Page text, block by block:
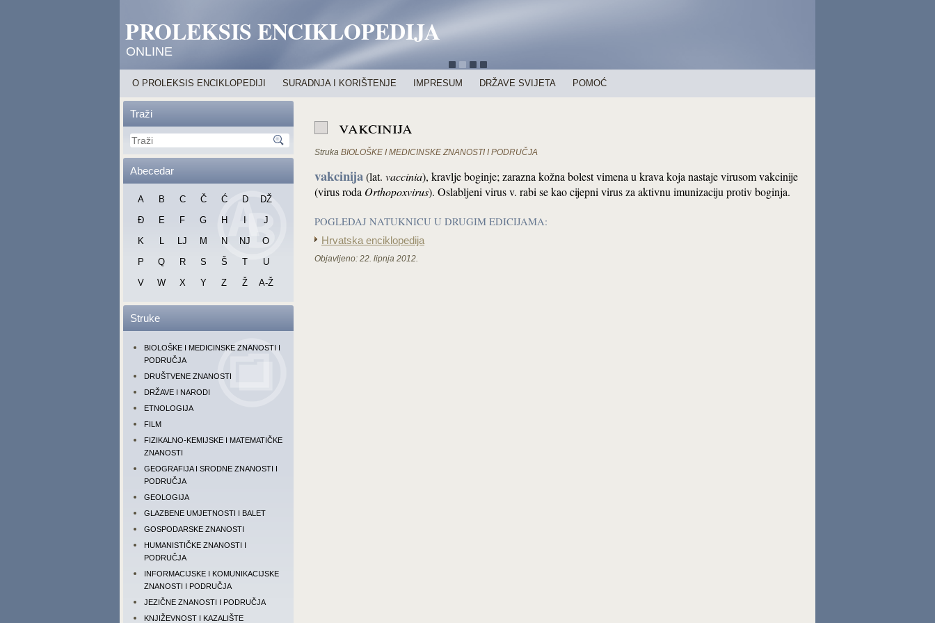
PROLEKSIS ENCIKLOPEDIJA
ONLINE
O PROLEKSIS ENCIKLOPEDIJI SURADNJA I KORIŠTENJE IMPRESUM DRŽAVE SVIJETA POMOĆ
Traži
Abecedar
A B C Č Ć D
DŽ
Đ
E F G H
J
K
L LJ M N NJ
O
P
Q R S Š T
U
V
W X Y Z Ž A-Ž
Struke
BIOLOŠKE I MEDICINSKE ZNANOSTI I
PODRUČJA
DRUŠTVENE ZNANOSTI
DRŽAVE I NARODI
ETNOLOGIJA
FILM
FIZIKALNO-KEMIJSKE I MATEMATIČKE
ZNANOSTI
GEOGRAFIJA I SRODNE ZNANOSTI I
PODRUČJA
GEOLOGIJA
GLAZBENE UMJETNOSTI I BALET
GOSPODARSKE ZNANOSTI
HUMANISTIČKE ZNANOSTI I
PODRUČJA
INFORMACIJSKE I KOMUNIKACIJSKE
ZNANOSTI I PODRUČJA
JEZIČNE ZNANOSTI I PODRUČJA
KNJIŽEVNOST I KAZALIŠTE
vakcinija
Struka BIOLOŠKE I MEDICINSKE ZNANOSTI I PODRUČJA
vakcinija(lat. vaccinia), kravljeboginje; zarazna kožna bolest vimena u krava koja nastaje virusom vakcinije
(virus roda Orthopoxvirus). Oslabljeni virus v. rabi se kao cijepni virus za aktivnu imunizaciju protiv boginja.
POGLEDAJ NATUKNICU U DRUGIM EDICIJAMA:
Hrvatska enciklopedija
Objavljeno: 22. lipnja 2012.